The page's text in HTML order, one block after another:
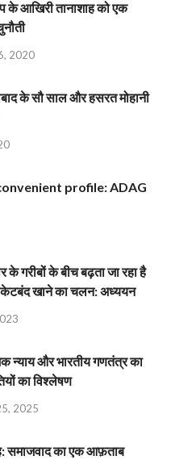
के आखिरी तानाशाह को एक
2020
के सौ साल और हसरत मोहानी
profile: ADAG
के गरीबों के बीच बढ़ता जा रहा है
खाने का चलन: अध्ययन
न्याय और भारतीय गणतंत्र का
का विश्लेषण
2025
समाजवाद का एक आफ़ताब